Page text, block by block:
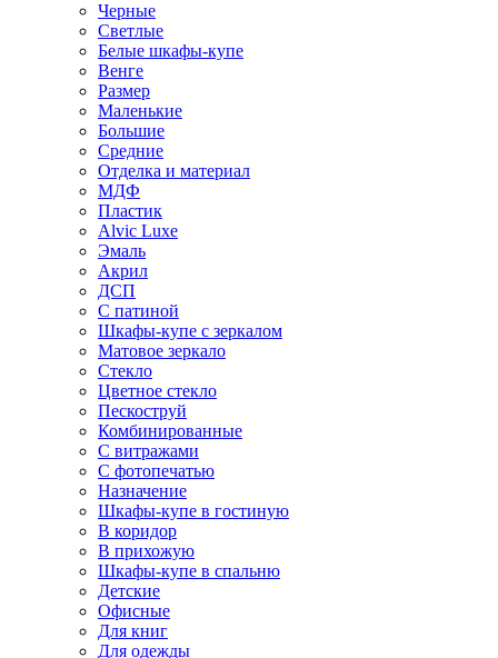
Черные
Светлые
Белые шкафы-купе
Венге
Размер
Маленькие
Большие
Средние
Отделка и материал
МДФ
Пластик
Alvic Luxe
Эмаль
Акрил
ДСП
С патиной
Шкафы-купе с зеркалом
Матовое зеркало
Стекло
Цветное стекло
Пескоструй
Комбинированные
С витражами
С фотопечатью
Назначение
Шкафы-купе в гостиную
В коридор
В прихожую
Шкафы-купе в спальню
Детские
Офисные
Для книг
Для одежды